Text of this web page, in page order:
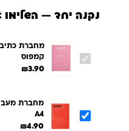
נקנה יחד —
קמפוס
₪3.90
A4
₪4.90